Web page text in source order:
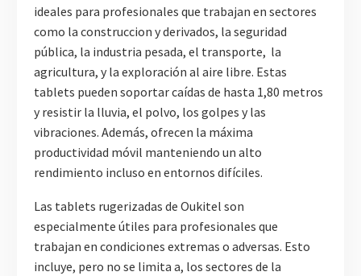
ideales para profesionales que trabajan en sectores
como la construccion y derivados, la seguridad
pública, la industria pesada, el transporte, la
agricultura, y la exploración al aire libre. Estas
tablets pueden soportar caídas de hasta 1,80 metros
y resistir la lluvia, el polvo, los golpes y las
vibraciones. Además, ofrecen la máxima
productividad móvil manteniendo un alto
rendimiento incluso en entornos difíciles.
Las tablets rugerizadas de Oukitel son
especialmente útiles para profesionales que
trabajan en condiciones extremas o adversas. Esto
incluye, pero no se limita a, los sectores de la